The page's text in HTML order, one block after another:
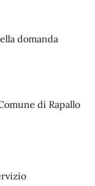
domanda
di Rapallo